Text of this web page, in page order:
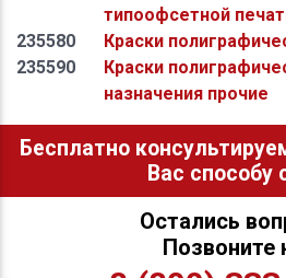
типоофсетной
235580
Краски
235590
Краски
назначения прочие
Бесплатно
Вас способу
Остались
Позвоните